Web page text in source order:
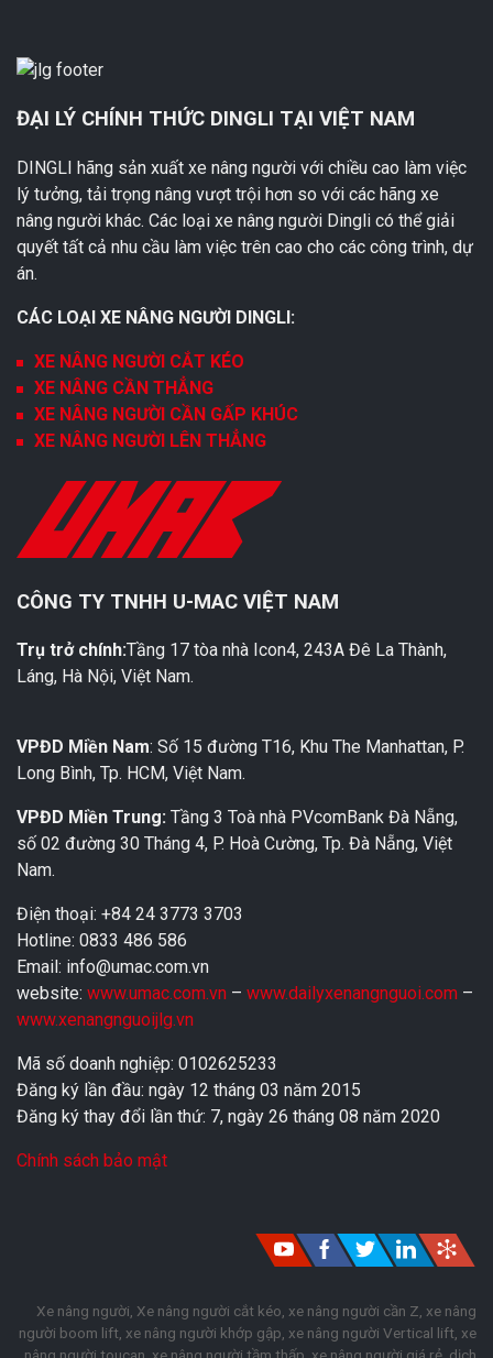
ĐẠI LÝ CHÍNH THỨC DINGLI TẠI VIỆT NAM
DINGLI hãng sản xuất xe nâng người với chiều cao làm việc
lý tưởng, tải trọng nâng vượt trội hơn so với các hãng xe
nâng người khác. Các loại xe nâng người Dingli có thể giải
quyết tất cả nhu cầu làm việc trên cao cho các công trình, dự
án.
CÁC LOẠI XE NÂNG NGƯỜI DINGLI:
XE NÂNG NGƯỜI CẮT KÉO
XE NÂNG CẦN THẲNG
XE NÂNG NGƯỜI CẦN GẤP KHÚC
XE NÂNG NGƯỜI LÊN THẲNG
CÔNG TY TNHH U-MAC VIỆT NAM
Trụ trở chính:Tầng 17 tòa nhà Icon4, 243A Đê La Thành,
Láng, Hà Nội, Việt Nam.
VPĐD Miền Nam: Số 15 đường T16, Khu The Manhattan, P.
Long Bình, Tp. HCM, Việt Nam.
VPĐD Miền Trung: Tầng 3 Toà nhà PVcomBank Đà Nẵng,
số 02 đường 30 Tháng 4, P. Hoà Cường, Tp. Đà Nẵng, Việt
Nam.
Điện thoại: +84 24 3773 3703
Hotline: 0833 486 586
Email: info@umac.com.vn
website: www.umac.com.vn – www.dailyxenangnguoi.com –
www.xenangnguoijlg.vn
Mã số doanh nghiệp: 0102625233
Đăng ký lần đầu: ngày 12 tháng 03 năm 2015
Đăng ký thay đổi lần thứ: 7, ngày 26 tháng 08 năm 2020
Chính sách bảo mật
Xe nâng người, Xe nâng người cắt kéo, xe nâng người cần Z, xe nâng
người boom lift, xe nâng người khớp gập, xe nâng người Vertical lift, xe
nâng người toucan, xe nâng người tầm thấp, xe nâng người giá rẻ, dịch